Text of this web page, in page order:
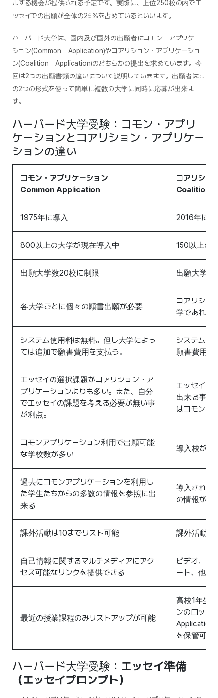
ルする機会が提供される予定です。実際に、上位250校の内でエ
ッセイでの出願が全体の25％を占めているといいます。
ハーバード大学は、国内及び国外の出願者にコモン・アプリケー
ション(Common Application)やコアリション・アプリケーショ
ン(Coalition Application)のどちらかの提出を求めています。今
回は2つの出願書類の違いについて説明していきます。出願者はこ
の2つの形式を使って簡単に複数の大学に同時に応募が出来ま
す。
ハーバード大学受験：コモン・アプリ
ケーションとコアリション・アプリケー
ションの違い
コモン・アプリケーション
Common Application
コアリショ
Coalition
1975年に導入 2016年に
800以上の大学が現在導入中 150以上の
出願大学数20校に制限 出願大学数
各大学ごとに個々の願書出願が必要
コアリショ
学であれば
システム使用料は無料。但し大学によっ
ては追加で願書費用を支払う。
システム使
願書費用を
エッセイの選択課題がコアリション・ア
プリケーションよりも多い。また、自分
でエッセイの課題を考える必要が無い事
が利点。
エッセイの
出来る事が
はコモンア
コモンアプリケーション利用で出願可能
な学校数が多い
導入校が限
過去にコモンアプリケーションを利用し
た学生たちからの多数の情報を参照に出
来る
導入されて
の情報が非
課外活動は10までリスト可能 課外活動は
自己情報に関するマルチメディアにアク
セス可能なリンクを提供できる
ビデオ、オ
ート、他の
最近の授業課程のみリストアップが可能
高校1年生
ンのロッカ
を保管可能
ハーバード大学受験： エッセイ準備
（エッセイプロンプト）